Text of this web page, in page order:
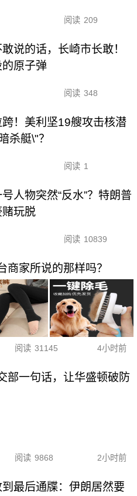
阅读 209
说的话，长崎市长敢！
原子弹
阅读 348
跨！美利坚19艘攻击核潜
杀艇\"？
阅读 1
人物突然“反水”？特朗普
玩脱
阅读 10839
商家所说的那样吗？
阅读 31145 4小时前
部一句话，让华盛顿破防
阅读 9868 2小时前
最后通牒：伊朗居然要